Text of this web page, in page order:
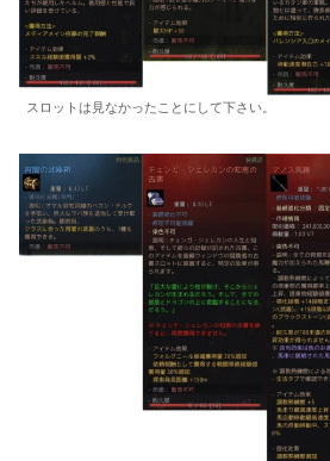
スロットは見なかったことにして下さい。